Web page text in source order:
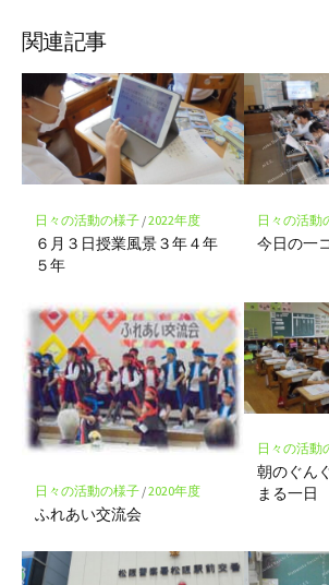
ア
ク
マ
ー
ク
に
保
存
関連記事
日々の活動の様子/2022年度
６月３日授業風景３年４年
５年
日々の活動
今日の一
日々の活動の様子/2020年度
ふれあい交流会
日々の活動
朝のぐん
まる一日